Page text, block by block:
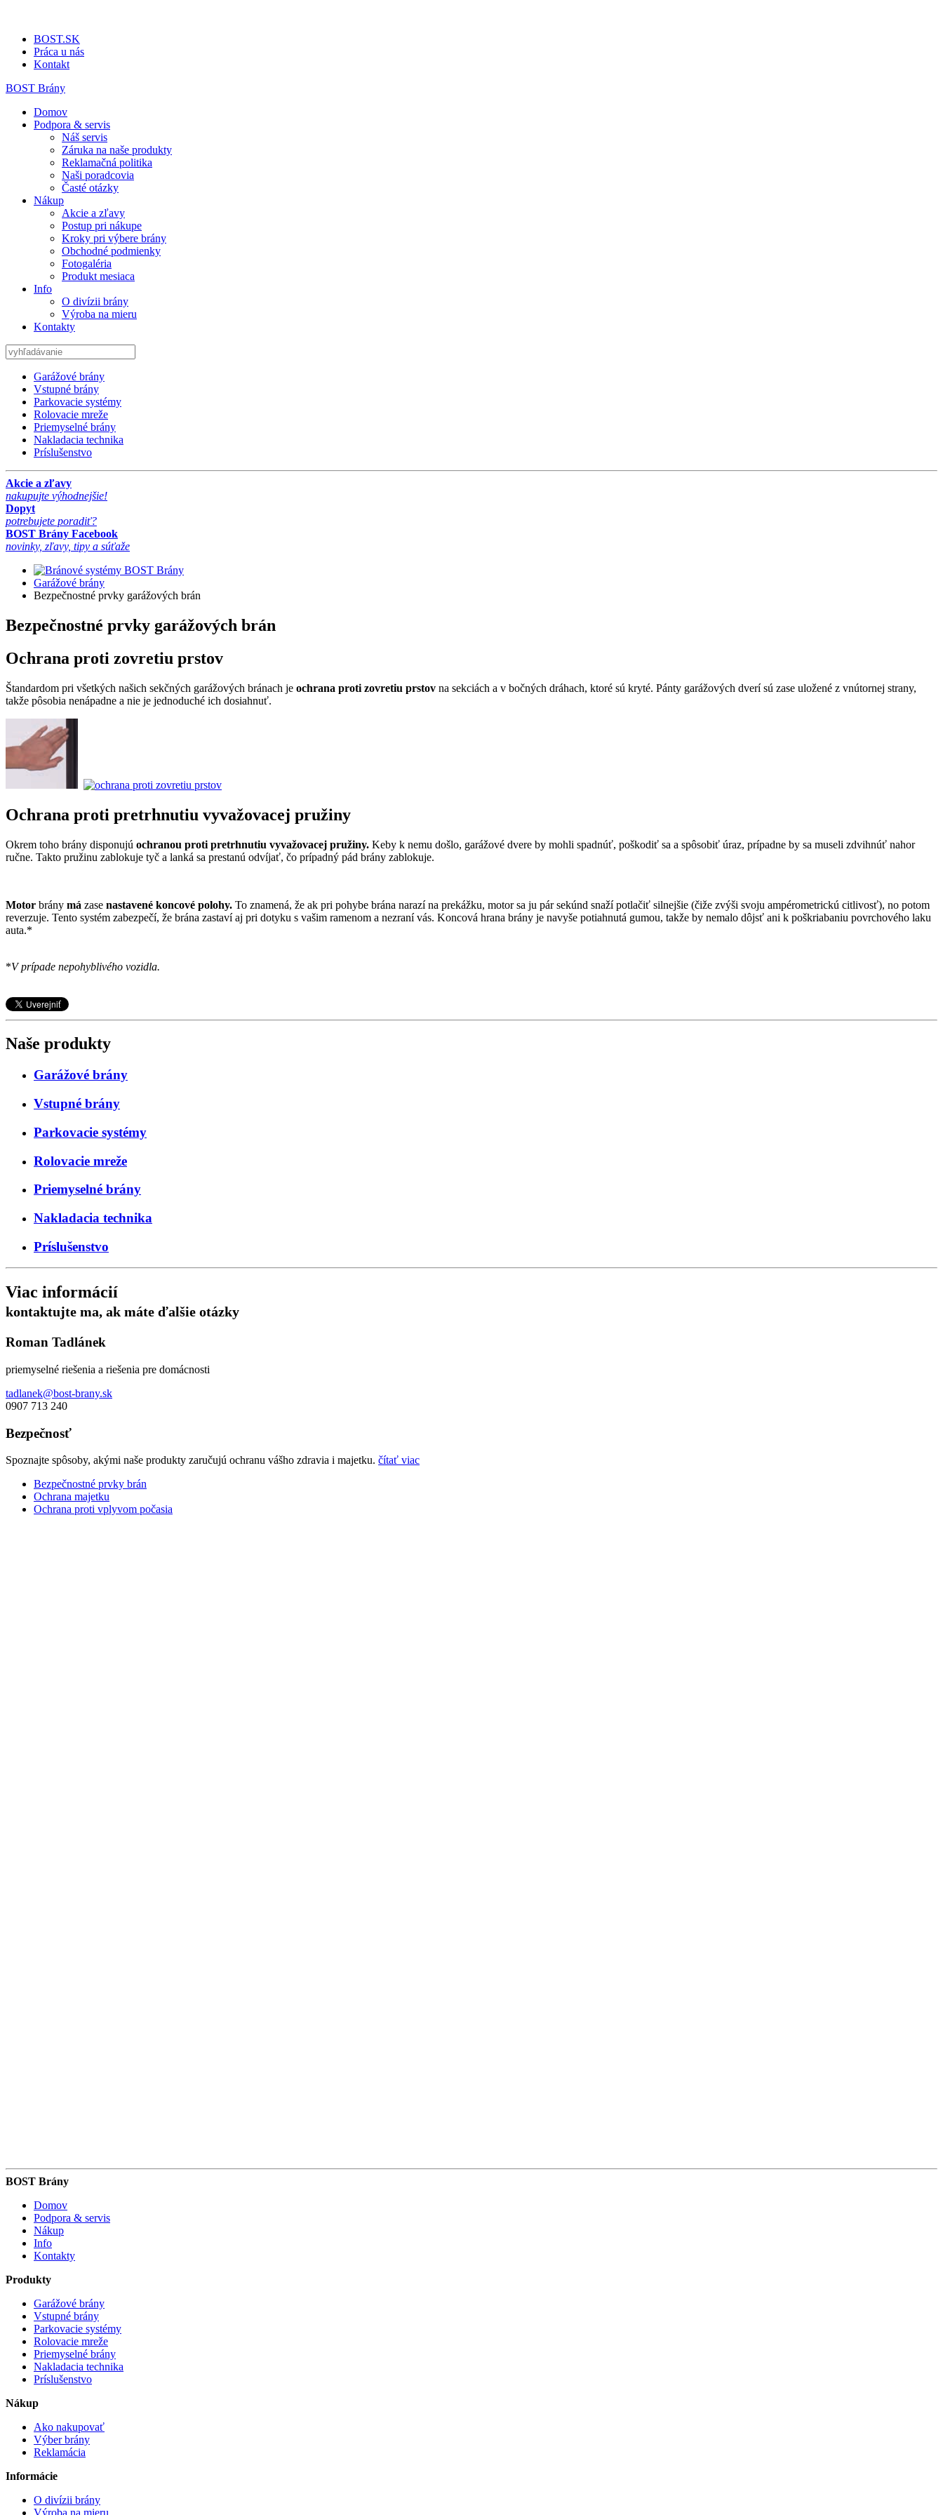
BOST.SK
Práca u nás
Kontakt
BOST Brány
Domov
Podpora & servis
Náš servis
Záruka na naše produkty
Reklamačná politika
Naši poradcovia
Časté otázky
Nákup
Akcie a zľavy
Postup pri nákupe
Kroky pri výbere brány
Obchodné podmienky
Fotogaléria
Produkt mesiaca
Info
O divízii brány
Výroba na mieru
Kontakty
Garážové brány
Vstupné brány
Parkovacie systémy
Rolovacie mreže
Priemyselné brány
Nakladacia technika
Príslušenstvo
Akcie a zľavy
nakupujte výhodnejšie!
Dopyt
potrebujete poradiť?
BOST Brány Facebook
novinky, zľavy, tipy a súťaže
Brány
Garážové brány
Bezpečnostné prvky garážových brán
Bezpečnostné prvky garážových brán
Ochrana proti zovretiu prstov
Štandardom pri všetkých našich sekčných garážových bránach je ochrana proti zovretiu prstov na sekciách a v bočných dráhach, ktoré sú kryté. Pánty garážových dverí sú zase uložené z vnútornej strany,
takže pôsobia nenápadne a nie je jednoduché ich dosiahnuť.
Ochrana proti pretrhnutiu vyvažovacej pružiny
Okrem toho brány disponujú ochranou proti pretrhnutiu vyvažovacej pružiny. Keby k nemu došlo, garážové dvere by mohli spadnúť, poškodiť sa a spôsobiť úraz, prípadne by sa museli zdvihnúť nahor
ručne. Takto pružinu zablokuje tyč a lanká sa prestanú odvíjať, čo prípadný pád brány zablokuje.
Motor brány má zase nastavené koncové polohy. To znamená, že ak pri pohybe brána narazí na prekážku, motor sa ju pár sekúnd snaží potlačiť silnejšie (čiže zvýši svoju ampérometrickú citlivosť), no potom
reverzuje. Tento systém zabezpečí, že brána zastaví aj pri dotyku s vašim ramenom a nezraní vás. Koncová hrana brány je navyše potiahnutá gumou, takže by nemalo dôjsť ani k poškriabaniu povrchového laku
auta.*
*V prípade nepohyblivého vozidla.
Naše produkty
Garážové brány
Vstupné brány
Parkovacie systémy
Rolovacie mreže
Priemyselné brány
Nakladacia technika
Príslušenstvo
Viac informácií
kontaktujte ma, ak máte ďalšie otázky
Roman Tadlánek
priemyselné riešenia a riešenia pre domácnosti
tadlanek@bost-brany.sk
0907 713 240
Bezpečnosť
Spoznajte spôsoby, akými naše produkty zaručujú ochranu vášho zdravia i majetku. čítať viac
Bezpečnostné prvky brán
Ochrana majetku
Ochrana proti vplyvom počasia
BOST Brány
Domov
Podpora & servis
Nákup
Info
Kontakty
Produkty
Garážové brány
Vstupné brány
Parkovacie systémy
Rolovacie mreže
Priemyselné brány
Nakladacia technika
Príslušenstvo
Nákup
Ako nakupovať
Výber brány
Reklamácia
Informácie
O divízii brány